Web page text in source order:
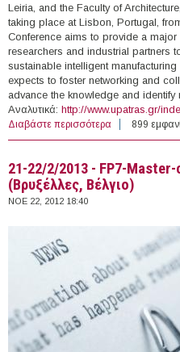
Leiria, and the Faculty of
taking place at Lisbon, Portugal,
Conference aims to provide a
researchers and industrial partners
sustainable intelligent
expects to foster networking and
advance the knowledge and identify
Αναλυτικά: http://www.upatras.gr/
Διαβάστε περισσότερα για 26-29/6/
Sustainable
899
21-22/2/2013 - FP7-
(Βρυξέλλες, Βέλγιο)
ΝΟΕ 22, 2012 18:40